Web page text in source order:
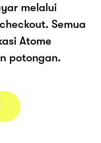
melalui
Semua
Atome
potongan.